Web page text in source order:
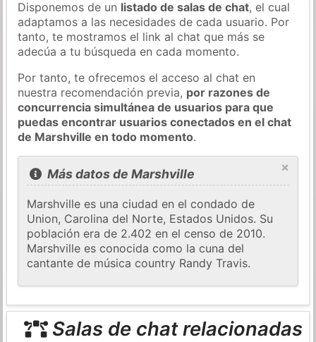
Disponemos de un listado de salas de chat, el cual
adaptamos a las necesidades de cada usuario. Por
tanto, te mostramos el link al chat que más se
adecúa a tu búsqueda en cada momento.
Por tanto, te ofrecemos el acceso al chat en
nuestra recomendación previa, por razones de
concurrencia simultánea de usuarios para que
puedas encontrar usuarios conectados en el chat
de Marshville en todo momento.
×
Más datos de Marshville
Marshville es una ciudad en el condado de
Union, Carolina del Norte, Estados Unidos. Su
población era de 2.402 en el censo de 2010.
Marshville es conocida como la cuna del
cantante de música country Randy Travis.
Salas de chat relacionadas